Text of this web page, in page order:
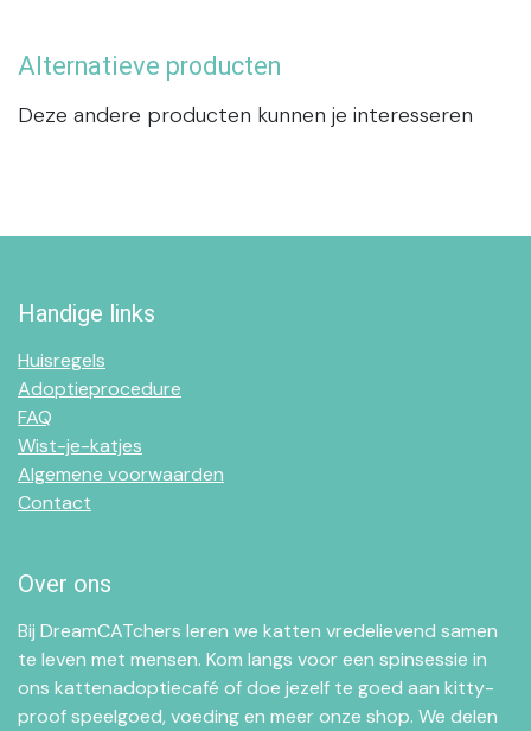
Alternatieve producten
Deze andere producten kunnen je interesseren
Handige links
Huisregels
Adoptieprocedure
FAQ
Wist-je-katjes
Algemene voorwaarden
Contact
Over ons
Bij DreamCATchers leren we katten vredelievend samen
te leven met mensen. Kom langs voor een spinsessie in
ons kattenadoptiecafé of doe jezelf te goed aan kitty-
proof speelgoed, voeding en meer onze shop. We delen